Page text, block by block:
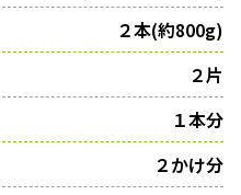
２本(約800g)
２片
１本分
２かけ分